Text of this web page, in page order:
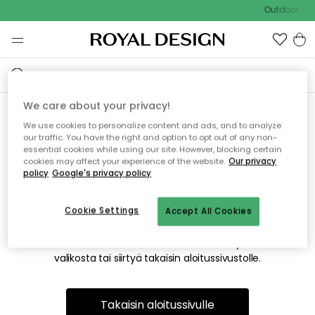
Outdoor
Emme valitettavasti löydä
etsimääsi sivua
Tämä voi johtua siitä, että sivua ei enää ole tai siitä, että se
on siirretty muualle. Pahoittelemme tästä mahdollisesti
valikosta tai siirtyä takaisin aloitussivustolle.
Takaisin aloitussivulle
We care about your privacy!
We use cookies to personalize content and ads, and to analyze
our traffic. You have the right and option to opt out of any non-
essential cookies while using our site. However, blocking certain
cookies may affect your experience of the website. Our privacy
policy Google's privacy policy
Accept All Cookies
Cookie Settings